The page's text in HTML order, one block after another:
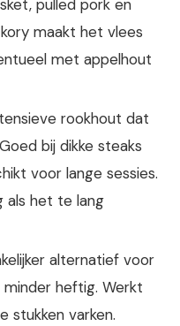
pulled pork en
maakt het vlees
met appelhout
rookhout dat
bij dikke steaks
voor lange sessies.
als het te lang
alternatief voor
minder heftig. Werkt
stukken varken.